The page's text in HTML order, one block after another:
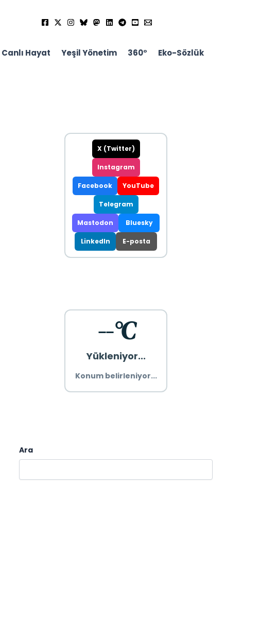
Canlı Hayat Yeşil Yönetim 360° Eko-Sözlük
X (Twitter)
Instagram
Facebook YouTube
Telegram
Mastodon Bluesky
LinkedIn E-posta
--°C
Yükleniyor...
Konum belirleniyor...
Ara